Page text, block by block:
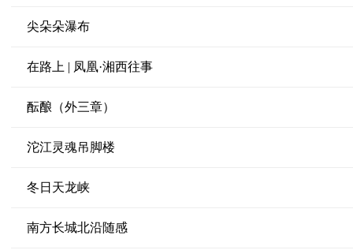
尖朵朵瀑布
在路上 | 凤凰·湘西往事
酝酿（外三章）
沱江灵魂吊脚楼
冬日天龙峡
南方长城北沿随感